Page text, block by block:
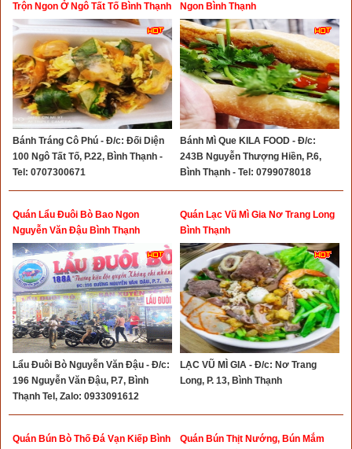
Trộn Ngon Ở Ngô Tất Tố Bình Thạnh
Bánh Tráng Cô Phú - Đ/c: Đối Diện
100 Ngô Tất Tố, P.22, Bình Thạnh -
Tel: 0707300671
Ngon Bình Thạnh
Bánh Mì Que KILA FOOD - Đ/c:
243B Nguyễn Thượng Hiền, P.6,
Bình Thạnh - Tel: 0799078018
Quán Lẩu Đuôi Bò Bao Ngon
Nguyễn Văn Đậu Bình Thạnh
Lẩu Đuôi Bò Nguyễn Văn Đậu - Đ/c:
196 Nguyễn Văn Đậu, P.7, Bình
Thạnh Tel, Zalo: 0933091612
Quán Lạc Vũ Mì Gia Nơ Trang Long
Bình Thạnh
LẠC VŨ MÌ GIA - Đ/c: Nơ Trang
Long, P. 13, Bình Thạnh
Quán Bún Bò Thố Đá Vạn Kiếp Bình
Quán Bún Thịt Nướng, Bún Mắm